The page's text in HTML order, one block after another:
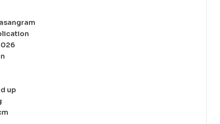
2026
and up
cm